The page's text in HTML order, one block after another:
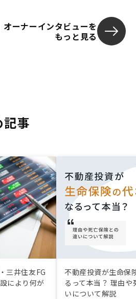
オーナーインタビューを
もっと見る
記事
三井住友FG
により何が
不動産投資が生命保
るって本当？ 理由
いについて解説